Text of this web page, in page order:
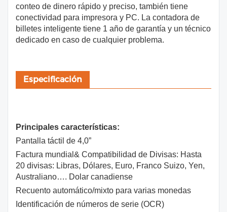
conteo de dinero rápido y preciso, también tiene
conectividad para impresora y PC. La contadora de
billetes inteligente tiene 1 año de garantía y un técnico
dedicado en caso de cualquier problema.
Especificación
Principales características:
Pantalla táctil de 4,0”
Factura mundial& Compatibilidad de Divisas: Hasta
20 divisas: Libras, Dólares, Euro, Franco Suizo, Yen,
Australiano…. Dolar canadiense
Recuento automático/mixto para varias monedas
Identificación de números de serie (OCR)